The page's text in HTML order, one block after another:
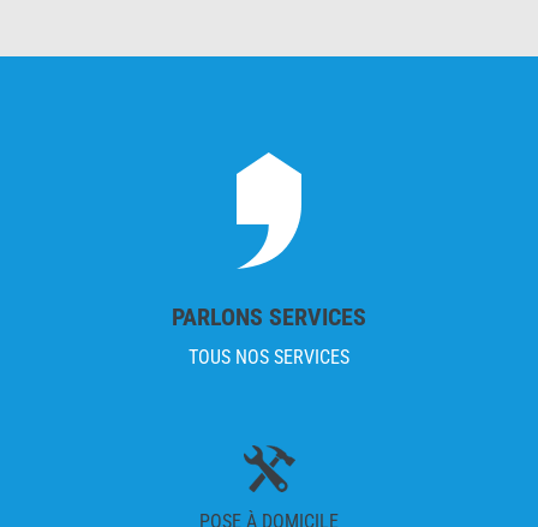
PARLONS SERVICES
TOUS NOS SERVICES
POSE À DOMICILE